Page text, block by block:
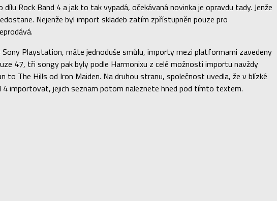
Rock Band 4 a jak to tak vypadá, očekávaná novinka je opravdu tady. Jenže
Nejenže byl import skladeb zatím zpřístupněn pouze pro
Playstation, máte jednoduše smůlu, importy mezi platformami zavedeny
47, tři songy pak byly podle Harmonixu z celé možnosti importu navždy
to The Hills od Iron Maiden. Na druhou stranu, společnost uvedla, že v blízké
4 importovat, jejich seznam potom naleznete hned pod tímto textem.